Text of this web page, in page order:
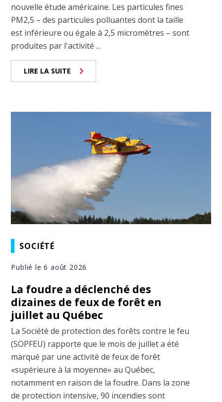
nouvelle étude américaine. Les particules fines
PM2,5 – des particules polluantes dont la taille
est inférieure ou égale à 2,5 micromètres – sont
produites par l'activité ...
LIRE LA SUITE
SOCIÉTÉ
Publié le 6 août 2026
La foudre a déclenché des
dizaines de feux de forêt en
juillet au Québec
La Société de protection des forêts contre le feu
(SOPFEU) rapporte que le mois de juillet a été
marqué par une activité de feux de forêt
«supérieure à la moyenne» au Québec,
notamment en raison de la foudre. Dans la zone
de protection intensive, 90 incendies sont